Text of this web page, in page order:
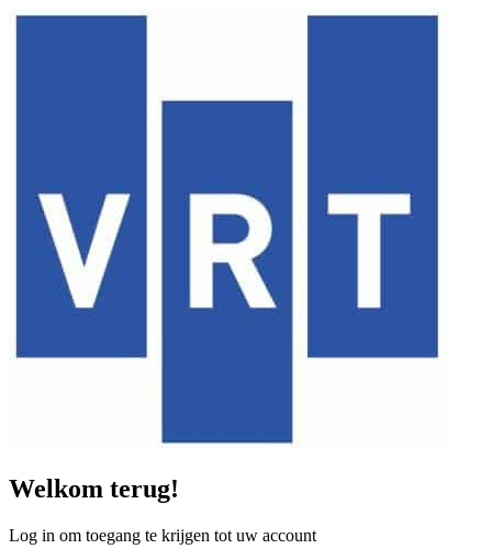
Welkom terug!
Log in om toegang te krijgen tot uw account